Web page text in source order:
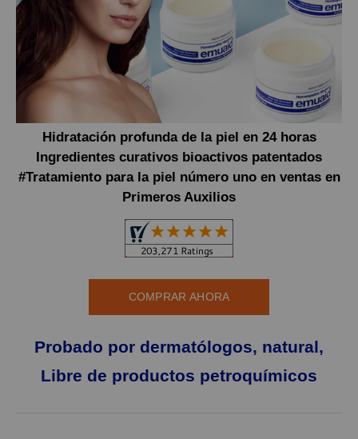
Hidratación profunda de la piel en 24 horas
Ingredientes curativos bioactivos patentados
#Tratamiento para la piel número uno en ventas en
Primeros Auxilios
COMPRAR AHORA
Probado por dermatólogos, natural,
Libre de productos petroquímicos